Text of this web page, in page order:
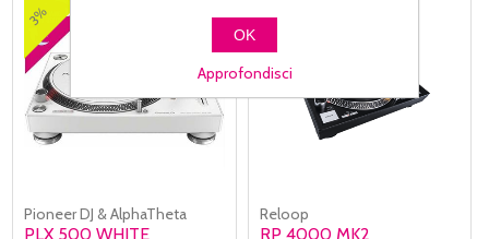
3%
Pioneer DJ & AlphaTheta
PLX 500 WHITE
19%
Reloop
RP 4000 MK2
OK
Approfondisci